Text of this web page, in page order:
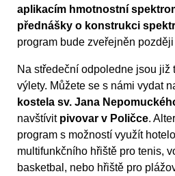
aplikacím hmotnostní
přednášky o konstrukci
program bude zveřejněn
Na středeční odpoledne jsou již
výlety. Můžete se s námi vydat
kostela sv. Jana
navštívit pivovar v Poličce.
program s možností využít
multifunkčního hřiště pro tenis,
basketbal, nebo hřiště pro